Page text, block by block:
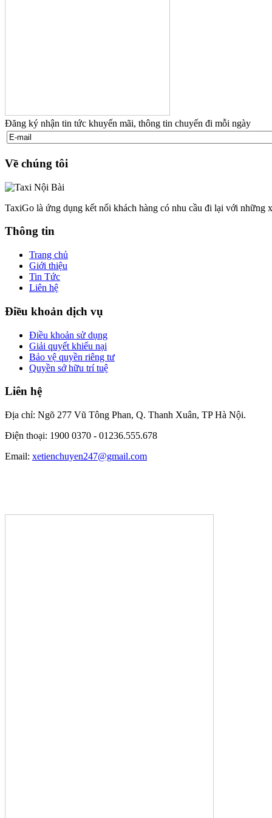
Đăng ký nhận tin tức khuyến mãi, thông tin chuyến đi mỗi ngày
Về chúng tôi
TaxiGo là ứng dụng kết nối khách hàng có nhu cầu đi lại với những
Thông tin
Trang chủ
Giới thiệu
Tin Tức
Liên hệ
Điều khoản dịch vụ
Điều khoản sử dụng
Giải quyết khiếu nại
Bảo vệ quyền riêng tư
Quyền sở hữu trí tuệ
Liên hệ
Địa chỉ: Ngõ 277 Vũ Tông Phan, Q. Thanh Xuân, TP Hà Nội.
Điện thoại: 1900 0370 - 01236.555.678
Email: xetienchuyen247@gmail.com